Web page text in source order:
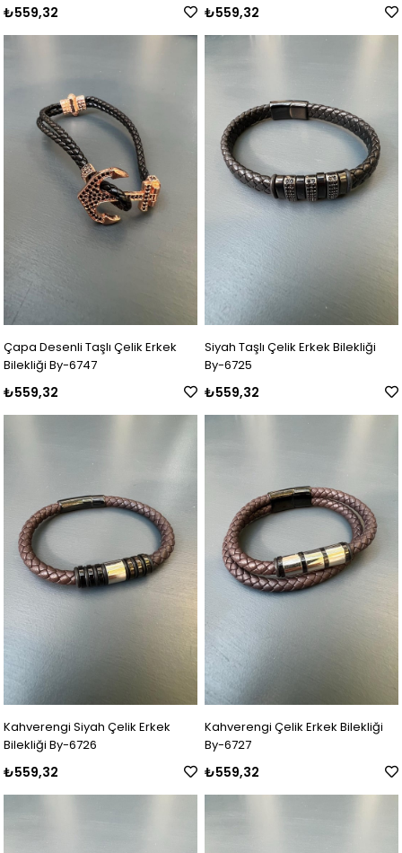
₺559,32 ₺559,32
Çapa Desenli Taşlı Çelik Erkek
Bilekliği By-6747
₺559,32
Siyah Taşlı Çelik Erkek Bilekliği
By-6725
₺559,32
Kahverengi Siyah Çelik Erkek
Bilekliği By-6726
₺559,32
Kahverengi Çelik Erkek Bilekliği
By-6727
₺559,32